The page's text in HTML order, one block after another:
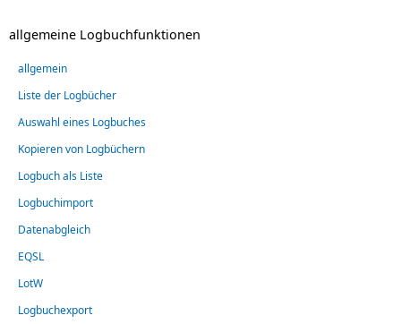
allgemeine Logbuchfunktionen
allgemein
Liste der Logbücher
Auswahl eines Logbuches
Kopieren von Logbüchern
Logbuch als Liste
Logbuchimport
Datenabgleich
EQSL
LotW
Logbuchexport